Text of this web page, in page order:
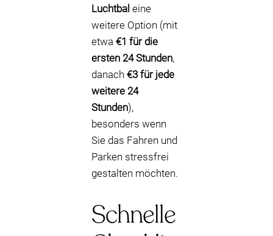
Luchtbal eine
weitere Option (mit
etwa €1 für die
ersten 24 Stunden,
danach €3 für jede
weitere 24
Stunden),
besonders wenn
Sie das Fahren und
Parken stressfrei
gestalten möchten.
Schnelle